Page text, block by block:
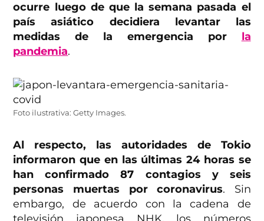
ocurre luego de que la semana pasada el
país asiático decidiera levantar las
medidas de la emergencia por la
pandemia.
Foto ilustrativa: Getty Images.
Al respecto, las autoridades de Tokio
informaron que en las últimas 24 horas se
han confirmado 87 contagios y seis
personas muertas por coronavirus. Sin
embargo, de acuerdo con la cadena de